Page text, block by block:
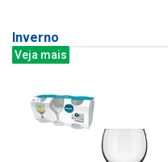
Inverno
Veja mais